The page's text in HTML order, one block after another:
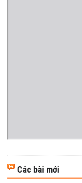
Các bài mới